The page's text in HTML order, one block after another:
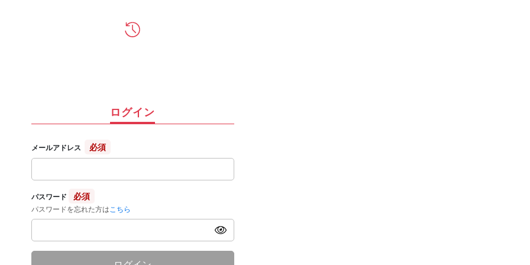
ログイン
メールアドレス 必須
パスワード 必須
パスワードを忘れた方は こちら